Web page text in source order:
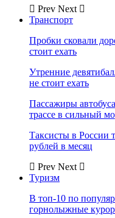
Prev Next
Транспорт
Пробки сковали
стоит ехать
Утренние
не стоит ехать
Пассажиры
трассе в сильный
Таксисты в России
рублей в месяц
Prev Next
Туризм
В топ-10 по
горнолыжные